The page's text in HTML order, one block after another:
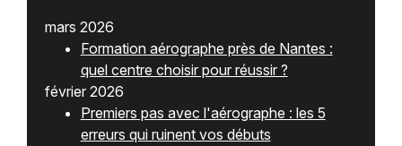
mars 2026
Formation aérographe près de Nantes :
quel centre choisir pour réussir ?
février 2026
Premiers pas avec l'aérographe : les 5
erreurs qui ruinent vos débuts